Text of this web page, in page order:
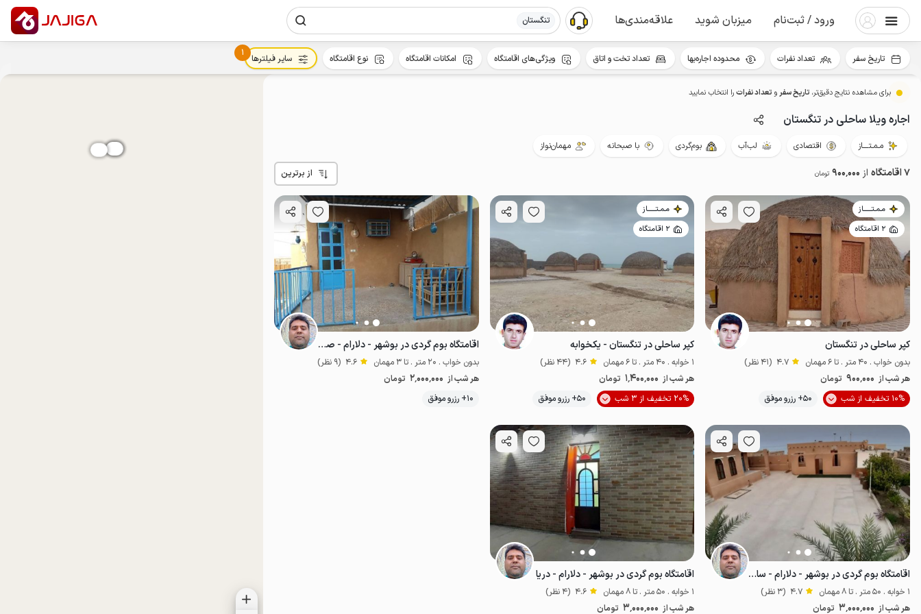
ورود / ثبت‌نام میزبان شوید علاقه‌مندی‌ها تنگستان
برای مشاهده نتایج دقیق‌تر، تاریخ سفرو تعداد نفراترا انتخاب نمایید
اجاره ویلا ساحلی در تنگستان
مـمـتــــاز اقتصادی لب‌آب بوم‌گردی با صبحانه مهمان‌نواز
7 اقامتگاه از 900٬000 تومان از برترین
مـمـتــــــاز
2 اقامتگاه
کپر ساحلی در تنگستان
بدون خواب . 40 متر . تا 6 مهمان 4.7 (41 نظر)
هر شب از 900٬000 تومان
10% تخفیف از شب
50+ رزرو موفق لب آب اقتصادی موقعیت در نقشه
مـمـتــــــاز
2 اقامتگاه
کپر ساحلی در تنگستان - یکخوابه
1 خوابه . 40 متر . تا 6 مهمان 4.6 (44 نظر)
هر شب از 1٬400٬000 تومان
20% تخفیف از 3 شب
50+ رزرو موفق لب آب
اقامتگاه بوم گردی در بوشهر - دلارام - صدف
بدون خواب . 20 متر . تا 3 مهمان 4.6 (9 نظر)
هر شب از 2٬000٬000 تومان
10+ رزرو موفق
اقامتگاه بوم گردی در بوشهر - دلارام - ساحل
1 خوابه . 50 متر . تا 8 مهمان 4.7 (3 نظر)
هر شب از 3٬000٬000 تومان
اقامتگاه بوم گردی در بوشهر - دلارام - دریا
1 خوابه . 50 متر . تا 8 مهمان 4.6 (4 نظر)
هر شب از 3٬000٬000 تومان
تاریخ سفر تعداد نفرات محدوده اجاره‌بها تعداد تخت و اتاق ویژگی‌های اقامتگاه امکانات اقامتگاه نوع اقامتگاه
1
سایر فیلترها